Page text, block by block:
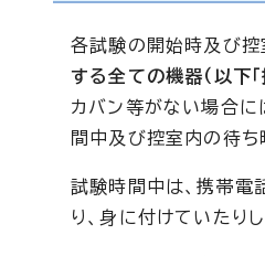
各試験の開始時及び控
する全ての機器（以下「
カバン等がない場合に
間中及び控室内の待ち
試験時間中は、携帯電
り、身に付けていたり